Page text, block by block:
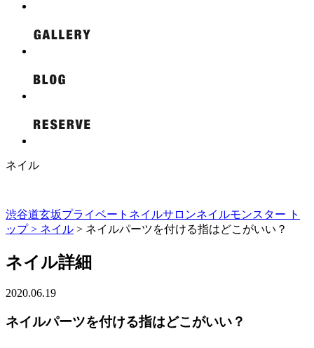
ネイル
渋谷道玄坂プライベートネイルサロンネイルモンスター ト
ップ > ネイル > ネイルパーツを付ける指はどこがいい？
ネイル詳細
2020.06.19
ネイルパーツを付ける指はどこがいい？